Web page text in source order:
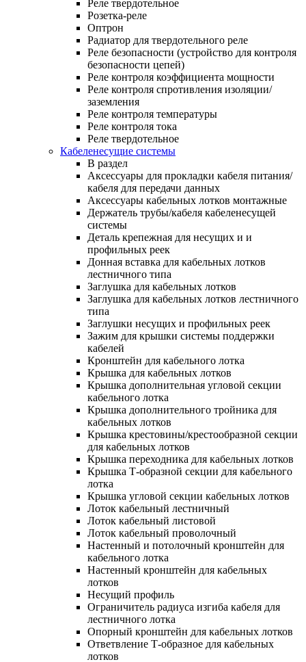
Реле твердотельное
Розетка-реле
Оптрон
Радиатор для твердотельного реле
Реле безопасности (устройство для контроля
безопасности цепей)
Реле контроля коэффициента мощности
Реле контроля спротивления изоляции/
заземления
Реле контроля температуры
Реле контроля тока
Реле твердотельное
Кабеленесущие системы
В раздел
Аксессуары для прокладки кабеля питания/
кабеля для передачи данных
Аксессуары кабельных лотков монтажные
Держатель трубы/кабеля кабеленесущей
системы
Деталь крепежная для несущих и и
профильных реек
Донная вставка для кабельных лотков
лестничного типа
Заглушка для кабельных лотков
Заглушка для кабельных лотков лестничного
типа
Заглушки несущих и профильных реек
Зажим для крышки системы поддержки
кабелей
Кронштейн для кабельного лотка
Крышка для кабельных лотков
Крышка дополнительная угловой секции
кабельного лотка
Крышка дополнительного тройника для
кабельных лотков
Крышка крестовины/крестообразной секции
для кабельных лотков
Крышка переходника для кабельных лотков
Крышка Т-образной секции для кабельного
лотка
Крышка угловой секции кабельных лотков
Лоток кабельный лестничный
Лоток кабельный листовой
Лоток кабельный проволочный
Настенный и потолочный кронштейн для
кабельного лотка
Настенный кронштейн для кабельных
лотков
Несущий профиль
Ограничитель радиуса изгиба кабеля для
лестничного лотка
Опорный кронштейн для кабельных лотков
Ответвление Т-образное для кабельных
лотков